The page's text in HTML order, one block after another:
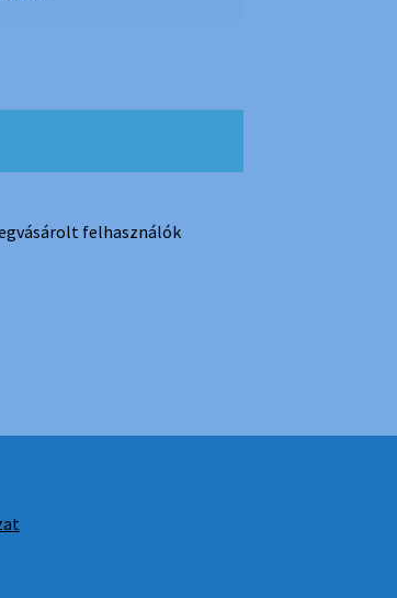
felhasználók